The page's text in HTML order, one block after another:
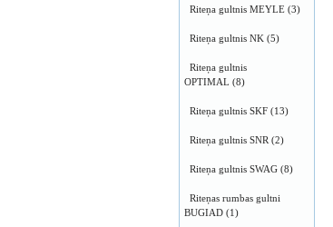
Riteņa gultnis MEYLE (3)
Riteņa gultnis NK (5)
Riteņa gultnis
OPTIMAL (8)
Riteņa gultnis SKF (13)
Riteņa gultnis SNR (2)
Riteņa gultnis SWAG (8)
Riteņas rumbas gultni
BUGIAD (1)